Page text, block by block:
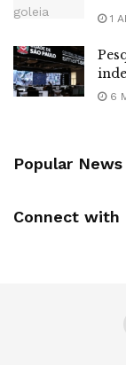
1
6
Popular News
Connect with